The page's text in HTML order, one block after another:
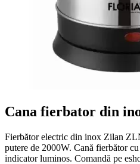
Cana fierbator din
Fierbător electric din inox Zilan
putere de 2000W. Cană fierbător
indicator luminos. Comandă pe